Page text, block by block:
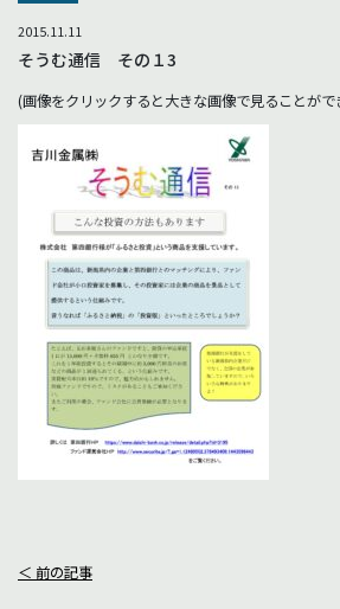
2015.11.11
そうむ通信 その１3
(画像をクリックすると大きな画像で見ることがで
＜ 前の記事